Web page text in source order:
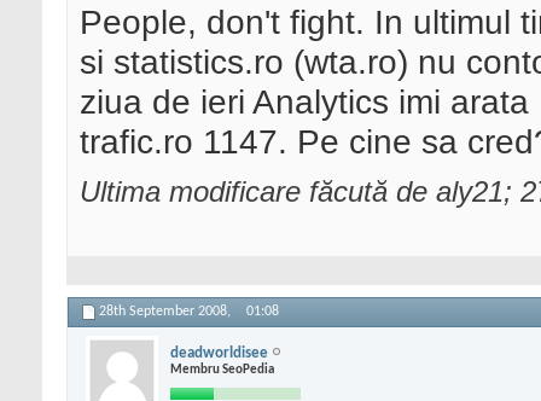
People, don't fight. In ultimul
si statistics.ro (wta.ro) nu
ziua de ieri Analytics imi
trafic.ro 1147. Pe cine sa
Ultima modificare făcută de aly21;
28th September 2008, 01:08
deadworldisee
Membru SeoPedia